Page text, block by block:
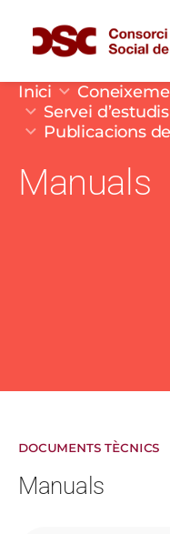
Fil d'ariadna
Inici
Servei d’estudis
Publicacions
Manuals
DOCUMENTS TÈCNICS
Manuals